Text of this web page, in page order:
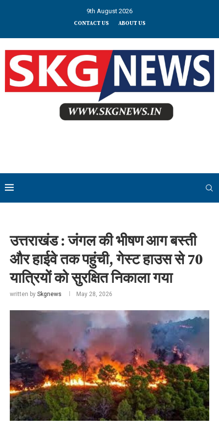
9th August 2026
CONTACT US ABOUT US
उत्तराखंड : जंगल की भीषण आग बस्ती
और हाईवे तक पहुंची, गेस्ट हाउस से 70
यात्रियों को सुरक्षित निकाला गया
written by Skgnews May 28, 2026